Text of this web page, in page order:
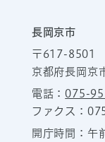
長岡京市
〒617-8501
京都府長岡京
電話：075-
ファクス：
開庁時間：